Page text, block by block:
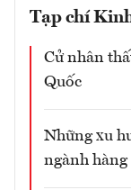
Tạp chí
Cử nhân
Quốc
Những xu
ngành hàng